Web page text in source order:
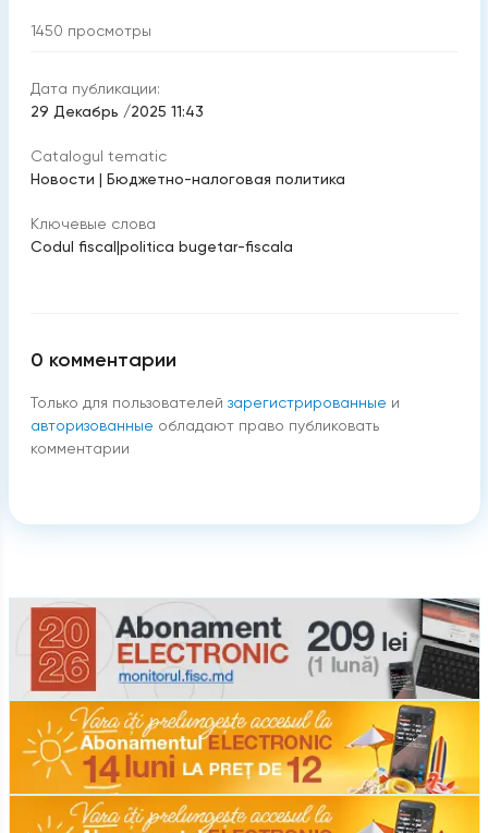
1450 просмотры
Дата публикации:
29 Декабрь /2025 11:43
Catalogul tematic
Новости | Бюджетно-налоговая политика
Ключевые слова
Codul fiscal|politica bugetar-fiscala
0 комментарии
Только для пользователей зарегистрированные и
авторизованные обладают право публиковать
комментарии